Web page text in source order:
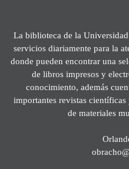
La biblioteca de la
servicios diariamente para la
donde pueden encontrar una
de libros impresos y
conocimiento, además
importantes revistas
de materiales